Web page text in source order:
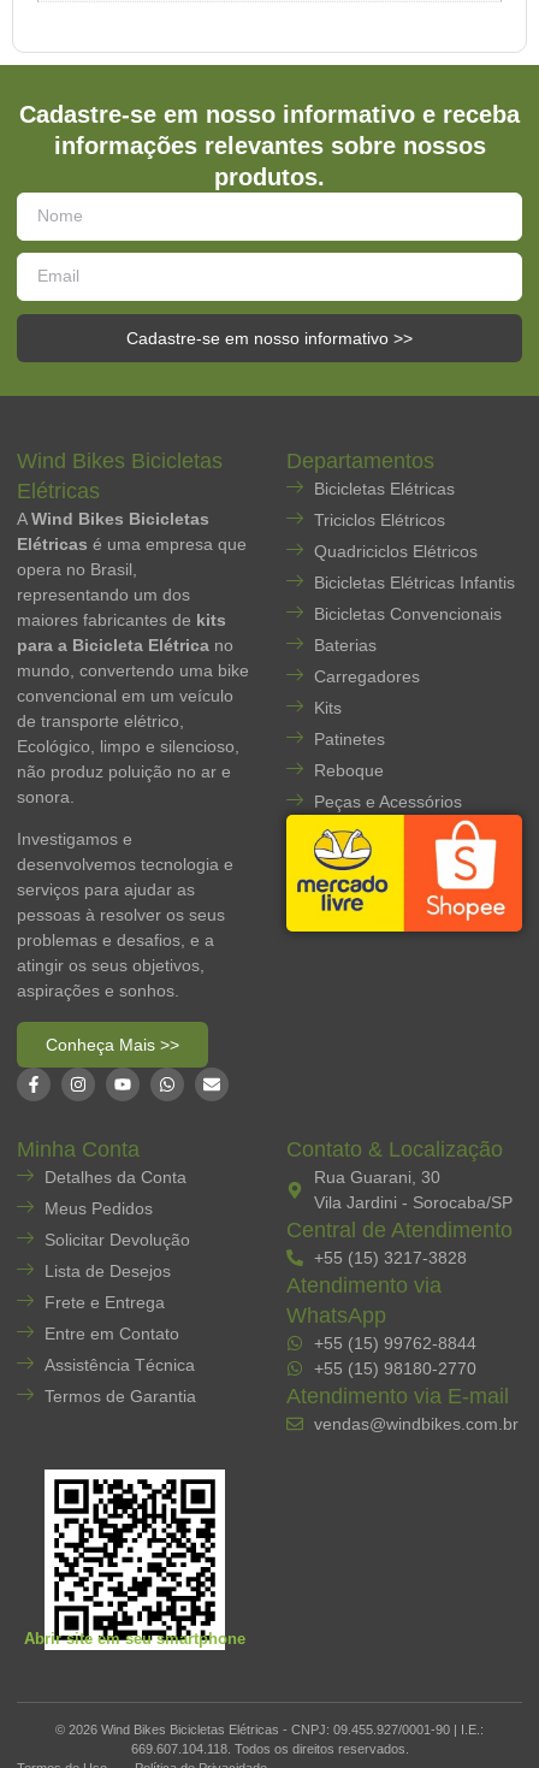
Cadastre-se em nosso informativo e receba
informações relevantes sobre nossos
produtos.
Cadastre-se em nosso informativo >>
Wind Bikes Bicicletas
Elétricas
AWind Bikes Bicicletas
Elétricas é uma empresa que
opera no Brasil,
representando um dos
maiores fabricantes de kits
para a Bicicleta Elétrica no
mundo, convertendo uma bike
convencional em um veículo
de transporte elétrico,
Ecológico, limpo e silencioso,
não produz poluição no ar e
sonora.
Investigamos e
desenvolvemos tecnologia e
serviços para ajudar as
pessoas à resolver os seus
problemas e desafios, e a
atingir os seus objetivos,
aspirações e sonhos.
Conheça Mais >>
Departamentos
Bicicletas Elétricas
Triciclos Elétricos
Quadriciclos Elétricos
Bicicletas Elétricas Infantis
Bicicletas Convencionais
Baterias
Carregadores
Kits
Patinetes
Reboque
Peças e Acessórios
Minha Conta
Detalhes da Conta
Meus Pedidos
Solicitar Devolução
Lista de Desejos
Frete e Entrega
Entre em Contato
Assistência Técnica
Termos de Garantia
Abrir site em seu smartphone
Contato & Localização
Rua Guarani, 30
Vila Jardini - Sorocaba/SP
Central de Atendimento
+55 (15) 3217-3828
Atendimento via
WhatsApp
+55 (15) 99762-8844
+55 (15) 98180-2770
Atendimento via E-mail
vendas@windbikes.com.br
© 2026 Wind Bikes Bicicletas Elétricas - CNPJ: 09.455.927/0001-90 | I.E.:
669.607.104.118. Todos os direitos reservados.